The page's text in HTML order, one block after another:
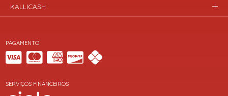
PAGAMENTO
SERVIÇOS FINANCEIROS
KALLICASH